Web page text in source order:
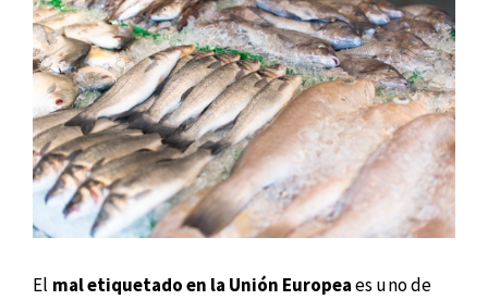
El mal etiquetado en la Unión Europeaes uno de